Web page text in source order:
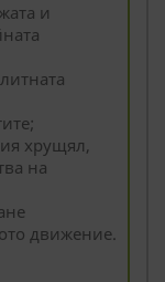
и
хрущял,
на
движение.